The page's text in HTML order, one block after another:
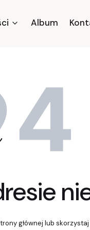
Album
głównej lub